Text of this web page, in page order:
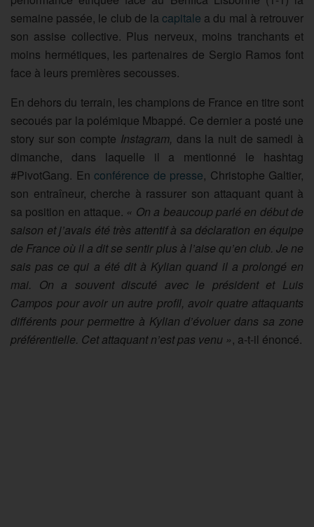
semaine passée, le club de la capitale a du mal à retrouver
son assise collective. Plus nerveux, moins tranchants et
moins hermétiques, les partenaires de Sergio Ramos font
face à leurs premières secousses.
En dehors du terrain, les champions de France en titre sont
secoués par la polémique Mbappé. Ce dernier a posté une
story sur son compte Instagram, dans la nuit de samedi à
dimanche, dans laquelle il a mentionné le hashtag
#PivotGang. En conférence de presse, Christophe Galtier,
son entraîneur, cherche à rassurer son attaquant quant à
sa position en attaque. « On a beaucoup parlé en début de
saison et j’avais été très attentif à sa déclaration en équipe
de France où il a dit se sentir plus à l’aise qu’en club. Je ne
sais pas ce qui a été dit à Kylian quand il a prolongé en
mai. On a souvent discuté avec le président et Luis
Campos pour avoir un autre profil, avoir quatre attaquants
différents pour permettre à Kylian d’évoluer dans sa zone
préférentielle. Cet attaquant n’est pas venu », a-t-il énoncé.